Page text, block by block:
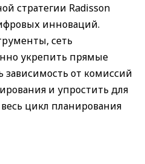
стратегии Radisson
инноваций.
сеть
укрепить прямые
от комиссий
и упростить для
цикл планирования